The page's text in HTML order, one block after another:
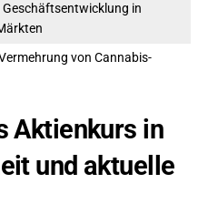
Geschäftsentwicklung in
von Cannabis-
Aktienkurs in
und aktuelle